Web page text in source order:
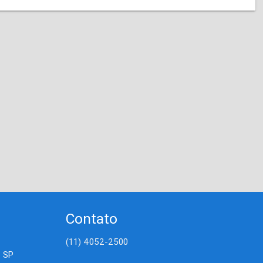
Contato
(11) 4052-2500